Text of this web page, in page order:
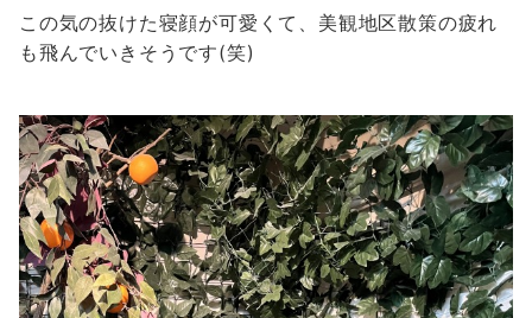
この気の抜けた寝顔が可愛くて、美観地区散策の疲れ
も飛んでいきそうです(笑)